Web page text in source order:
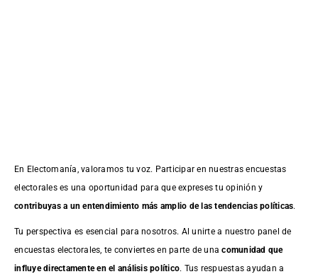
En Electomanía, valoramos tu voz. Participar en nuestras encuestas
electorales es una oportunidad para que expreses tu opinión y
contribuyas a un entendimiento más amplio de las tendencias políticas.
Tu perspectiva es esencial para nosotros. Al unirte a nuestro panel de
encuestas electorales, te conviertes en parte de unacomunidad que
influye directamente en el análisis político. Tus respuestas ayudan a